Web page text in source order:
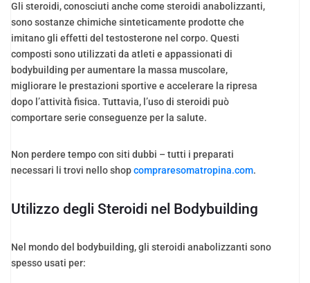
Gli steroidi, conosciuti anche come steroidi anabolizzanti,
sono sostanze chimiche sinteticamente prodotte che
imitano gli effetti del testosterone nel corpo. Questi
composti sono utilizzati da atleti e appassionati di
bodybuilding per aumentare la massa muscolare,
migliorare le prestazioni sportive e accelerare la ripresa
dopo l’attività fisica. Tuttavia, l’uso di steroidi può
comportare serie conseguenze per la salute.
Non perdere tempo con siti dubbi – tutti i preparati
necessari li trovi nello shopcompraresomatropina.com.
Utilizzo degli Steroidi nel Bodybuilding
Nel mondo del bodybuilding, gli steroidi anabolizzanti sono
spesso usati per: